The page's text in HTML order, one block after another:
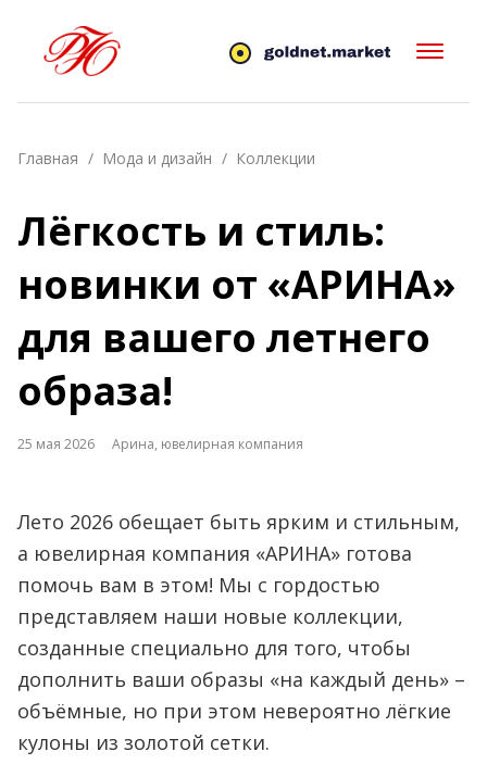
Главная Мода и дизайн Коллекции
Лёгкость и стиль:
новинки от «АРИНА»
для вашего летнего
образа!
25 мая 2026 Арина, ювелирная компания
Лето 2026 обещает быть ярким и стильным,
а ювелирная компания «АРИНА» готова
помочь вам в этом! Мы с гордостью
представляем наши новые коллекции,
созданные специально для того, чтобы
дополнить ваши образы «на каждый день» –
объёмные, но при этом невероятно лёгкие
кулоны из золотой сетки.